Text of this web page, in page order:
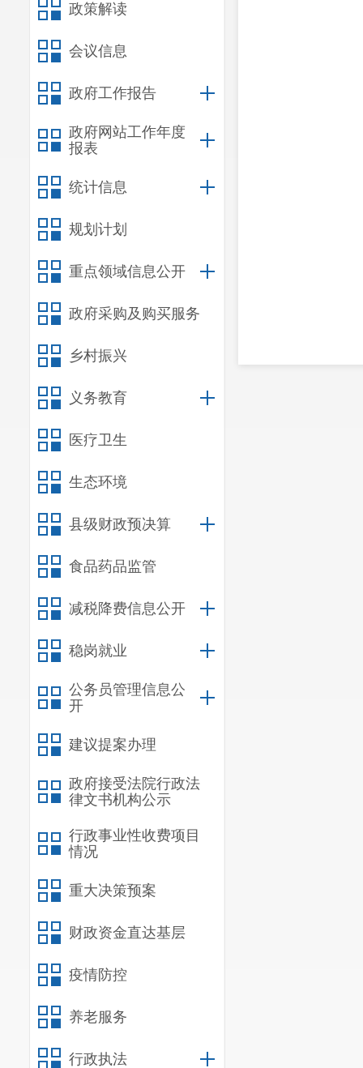
政策解读
会议信息
政府工作报告
政府网站工作年度
报表
统计信息
规划计划
重点领域信息公开
政府采购及购买服务
乡村振兴
义务教育
医疗卫生
生态环境
县级财政预决算
食品药品监管
减税降费信息公开
稳岗就业
公务员管理信息公
开
建议提案办理
政府接受法院行政法
律文书机构公示
行政事业性收费项目
情况
重大决策预案
财政资金直达基层
疫情防控
养老服务
行政执法